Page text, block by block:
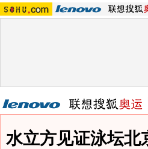
水立方见证泳坛北